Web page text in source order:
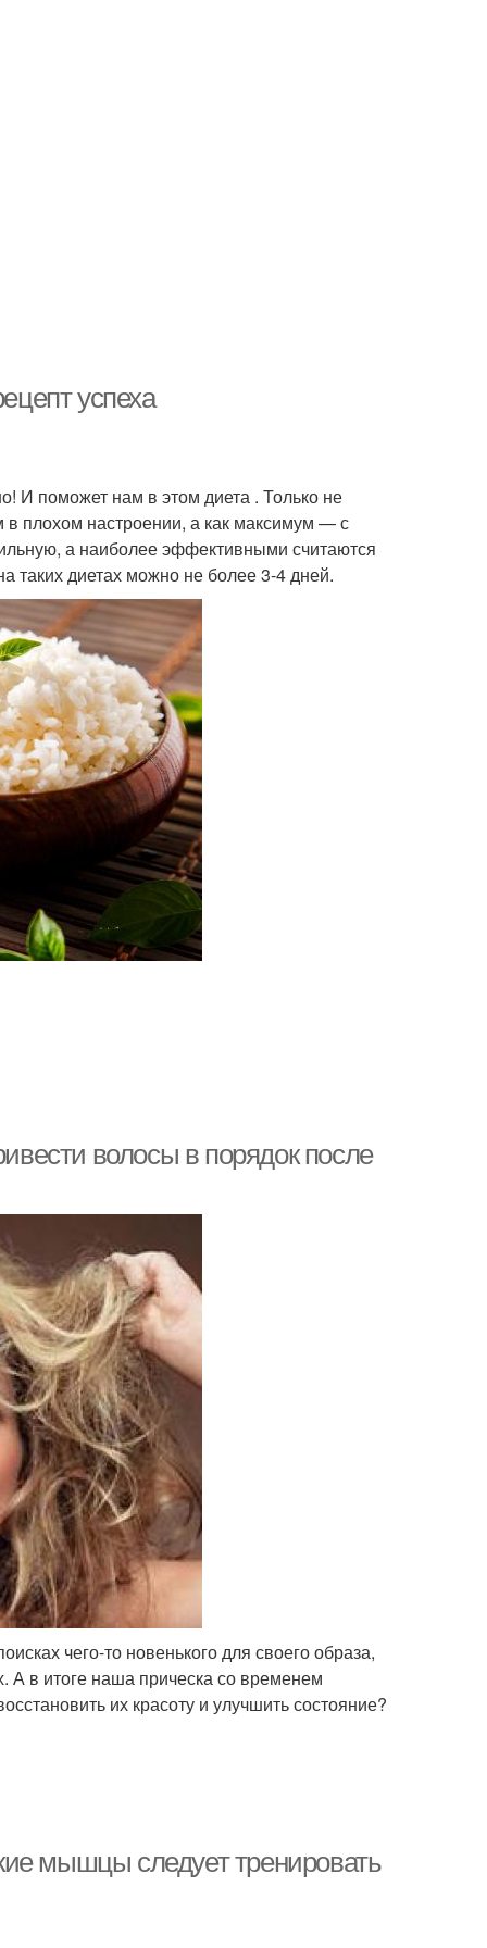
успеха
И поможет нам в этом диета . Только не
плохом настроении, а как максимум — с
а наиболее эффективными считаются
таких диетах можно не более 3-4 дней.
волосы в порядок после
чего-то новенького для своего образа,
А в итоге наша прическа со временем
их красоту и улучшить состояние?
мышцы следует тренировать